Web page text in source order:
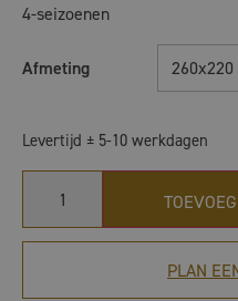
4-seizoenen
Afmeting 260x220
Levertijd ± 5-10 werkdagen
PLAN